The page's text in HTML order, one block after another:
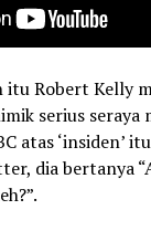
itu Robert Kelly
serius seraya
atas ‘insiden’
dia bertanya